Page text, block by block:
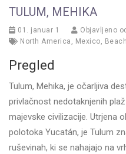
TULUM, MEHIKA
01. januar 1
Objavljeno od
North America , Mexico, Beach
Pregled
Tulum, Mehika, je očarljiva
privlačnost nedotaknjenih
majevske civilizacije. Utrjena
polotoka Yucatán, je Tulum
ruševinah, ki se nahajajo na